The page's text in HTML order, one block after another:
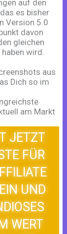
auf den
es bisher
Version 5.0
davon
gleichen
wird.
aus
Dich so im
am Markt
JETZT
FÜR
UND
WERT